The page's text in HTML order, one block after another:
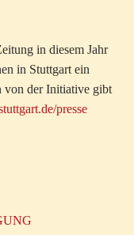
in diesem Jahr
in Stuttgart ein
von der Initiative gibt
presse